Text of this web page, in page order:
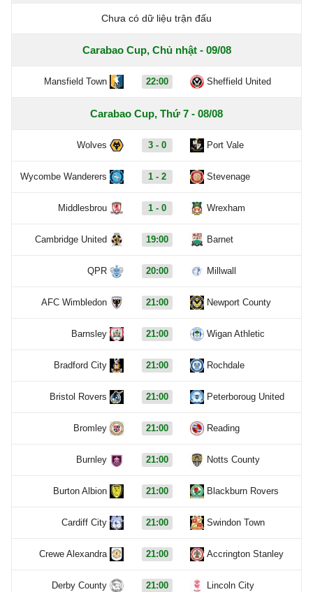
Chưa có dữ liệu trận đấu
Carabao Cup, Chủ nhật - 09/08
Mansfield Town 22:00 Sheffield United
Carabao Cup, Thứ 7 - 08/08
Wolves 3 - 0 Port Vale
Wycombe Wanderers 1 - 2 Stevenage
Middlesbrou 1 - 0 Wrexham
Cambridge United 19:00 Barnet
QPR 20:00 Millwall
AFC Wimbledon 21:00 Newport County
Barnsley 21:00 Wigan Athletic
Bradford City 21:00 Rochdale
Bristol Rovers 21:00 Peterboroug United
Bromley 21:00 Reading
Burnley 21:00 Notts County
Burton Albion 21:00 Blackburn Rovers
Cardiff City 21:00 Swindon Town
Crewe Alexandra 21:00 Accrington Stanley
Derby County 21:00 Lincoln City